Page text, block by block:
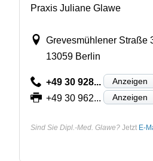
Praxis Juliane Glawe
Grevesmühlener Straße
13059 Berlin
+49 30 928... Anzeigen
+49 30 962... Anzeigen
Sind Sie Dipl.-Med. Glawe? Jetzt E-